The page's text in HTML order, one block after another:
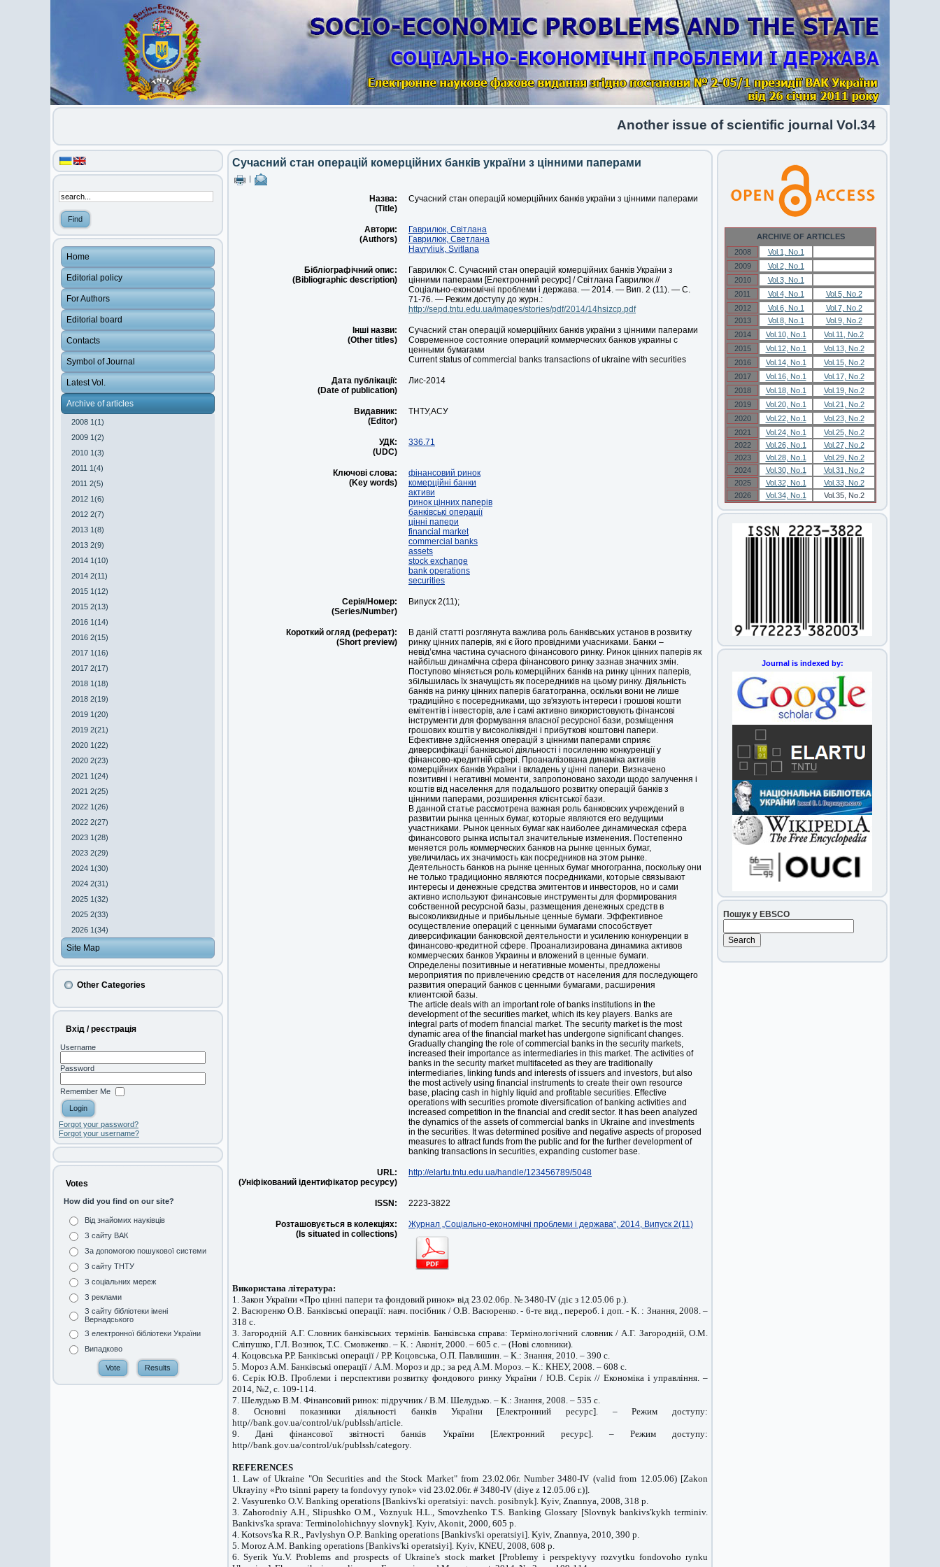
Another issue of scientific journal Vol.34 No.1 2026
Home
Editorial policy
For Authors
Editorial board
Contacts
Symbol of Journal
Latest Vol.
Archive of articles
2008 1(1)
2009 1(2)
2010 1(3)
2011 1(4)
2011 2(5)
2012 1(6)
2012 2(7)
2013 1(8)
2013 2(9)
2014 1(10)
2014 2(11)
2015 1(12)
2015 2(13)
2016 1(14)
2016 2(15)
2017 1(16)
2017 2(17)
2018 1(18)
2018 2(19)
2019 1(20)
2019 2(21)
2020 1(22)
2020 2(23)
2021 1(24)
2021 2(25)
2022 1(26)
2022 2(27)
2023 1(28)
2023 2(29)
2024 1(30)
2024 2(31)
2025 1(32)
2025 2(33)
2026 1(34)
Site Map
Other Categories
Вхід / реєстрація
Username
Password
Remember Me
Forgot your password?
Forgot your username?
Votes
How did you find on our site?
Від знайомих науківців
З сайту ВАК
За допомогою пошукової системи
З сайту ТНТУ
З соціальних мереж
З реклами
З сайту бібліотеки імені
Вернадського
З електронної бібліотеки України
Випадково
Сучасний стан операцій комерційних банків україни з цінними паперами
Назва:
(Title)
Сучасний стан операцій комерційних банків україни з цінними паперами
Автори:
(Authors)
Гаврилюк, Світлана
Гаврилюк, Светлана
Havryliuk, Svitlana
Бібліографічний опис:
(Bibliographic description)
Гаврилюк С. Сучасний стан операцій комерційних банків України з
цінними паперами [Електронний ресурс] / Світлана Гаврилюк //
Соціально-економічні проблеми і держава. — 2014. — Вип. 2 (11). — С.
71-76. — Режим доступу до журн.:
http://sepd.tntu.edu.ua/images/stories/pdf/2014/14hsizcp.pdf
Інші назви:
(Other titles)
Сучасний стан операцій комерційних банків україни з цінними паперами
Современное состояние операций коммерческих банков украины с
ценными бумагами
Current status of commercial banks transactions of ukraine with securities
Дата публікації:
(Date of publication)
Лис-2014
Видавник:
(Editor)
ТНТУ,АСУ
УДК:
(UDC)
336.71
Ключові слова:
(Key words)
фінансовий ринок
комерційні банки
активи
ринок цінних паперів
банківські операції
цінні папери
financial market
commercial banks
assets
stock exchange
bank operations
securities
Серія/Номер:
(Series/Number)
Випуск 2(11);
Короткий огляд (реферат):
(Short preview)
В даній статті розглянута важлива роль банківських установ в розвитку
ринку цінних паперів, які є його провідними учасниками. Банки –
невід’ємна частина сучасного фінансового ринку. Ринок цінних паперів як
найбільш динамічна сфера фінансового ринку зазнав значних змін.
Поступово міняється роль комерційних банків на ринку цінних паперів,
збільшилась їх значущість як посередників на цьому ринку. Діяльність
банків на ринку цінних паперів багатогранна, оскільки вони не лише
традиційно є посередниками, що зв'язують інтереси і грошові кошти
емітентів і інвесторів, але і самі активно використовують фінансові
інструменти для формування власної ресурсної бази, розміщення
грошових коштів у високоліквідні і прибуткові коштовні папери.
Ефективне здійснення операцій з цінними паперами сприяє
диверсифікації банківської діяльності і посиленню конкуренції у
фінансово-кредитній сфері. Проаналізована динаміка активів
комерційних банків України і вкладень у цінні папери. Визначено
позитивні і негативні моменти, запропоновано заходи щодо залучення і
коштів від населення для подальшого розвитку операцій банків з
цінними паперами, розширення клієнтської бази.
В данной статье рассмотрена важная роль банковских учреждений в
развитии рынка ценных бумаг, которые являются его ведущими
участниками. Рынок ценных бумаг как наиболее динамическая сфера
финансового рынка испытал значительные изменения. Постепенно
меняется роль коммерческих банков на рынке ценных бумаг,
увеличилась их значимость как посредников на этом рынке.
Деятельность банков на рынке ценных бумаг многогранна, поскольку они
не только традиционно являются посредниками, которые связывают
интересы и денежные средства эмитентов и инвесторов, но и сами
активно используют финансовые инструменты для формирования
собственной ресурсной базы, размещения денежных средств в
высоколиквидные и прибыльные ценные бумаги. Эффективное
осуществление операций с ценными бумагами способствует
диверсификации банковской деятельности и усилению конкуренции в
финансово-кредитной сфере. Проанализирована динамика активов
коммерческих банков Украины и вложений в ценные бумаги.
Определены позитивные и негативные моменты, предложены
мероприятия по привлечению средств от населения для последующего
развития операций банков с ценными бумагами, расширения
клиентской базы.
The article deals with an important role of banks institutions in the
development of the securities market, which its key players. Banks are
integral parts of modern financial market. The security market is the most
dynamic area of the financial market has undergone significant changes.
Gradually changing the role of commercial banks in the security markets,
increased their importance as intermediaries in this market. The activities of
banks in the security market multifaceted as they are traditionally
intermediaries, linking funds and interests of issuers and investors, but also
the most actively using financial instruments to create their own resource
base, placing cash in highly liquid and profitable securities. Effective
operations with securities promote diversification of banking activities and
increased competition in the financial and credit sector. It has been analyzed
the dynamics of the assets of commercial banks in Ukraine and investments
in the securities. It was determined positive and negative aspects of proposed
measures to attract funds from the public and for the further development of
banking transactions in securities, expanding customer base.
URL:
(Уніфікований ідентифікатор ресурсу)
http://elartu.tntu.edu.ua/handle/123456789/5048
ISSN: 2223-3822
Розташовується в колекціях:
(Is situated in collections)
Журнал „Соціально-економічні проблеми і держава“, 2014, Випуск 2(11)
Використана література:
1. Закон України «Про цінні папери та фондовий ринок» від 23.02.06р. № 3480-IV (діє з 12.05.06 р.).
2. Васюренко О.В. Банківські операції: навч. посібник / О.В. Васюренко. - 6-те вид., перероб. і доп. - К. : Знання, 2008. –
318 с.
3. Загородній А.Г. Словник банківських термінів. Банківська справа: Термінологічний словник / А.Г. Загородній, О.М.
Сліпушко, Г.Л. Вознюк, Т.С. Смовженко. – К. : Аконіт, 2000. – 605 с. – (Нові словники).
4. Коцовська Р.Р. Банківські операції / Р.Р. Коцовська, О.П. Павлишин. – К.: Знання, 2010. – 390 с.
5. Мороз А.М. Банківські операції / А.М. Мороз и др.; за ред А.М. Мороз. – К.: КНЕУ, 2008. – 608 с.
6. Сєрік Ю.В. Проблеми і перспективи розвитку фондового ринку України / Ю.В. Сєрік // Економіка і управління. –
2014, №2, с. 109-114.
7. Шелудько В.М. Фінансовий ринок: підручник / В.М. Шелудько. – К.: Знання, 2008. – 535 с.
8. Основні показники діяльності банків України [Електронний ресурс]. – Режим доступу:
http//bank.gov.ua/control/uk/publssh/article.
9. Дані фінансової звітності банків України [Електронний ресурс]. – Режим доступу:
http//bank.gov.ua/control/uk/publssh/category.
REFERENCES
1. Law of Ukraine "On Securities and the Stock Market" from 23.02.06r. Number 3480-IV (valid from 12.05.06) [Zakon
Ukrayiny «Pro tsinni papery ta fondovyy rynok» vid 23.02.06r. # 3480-IV (diye z 12.05.06 r.)].
2. Vasyurenko O.V. Banking operations [Bankivs'ki operatsiyi: navch. posibnyk]. Kyiv, Znannya, 2008, 318 p.
3. Zahorodniy A.H., Slipushko O.M., Voznyuk H.L., Smovzhenko T.S. Banking Glossary [Slovnyk bankivs'kykh terminiv.
Bankivs'ka sprava: Terminolohichnyy slovnyk]. Kyiv, Akonit, 2000, 605 p.
4. Kotsovs'ka R.R., Pavlyshyn O.P. Banking operations [Bankivs'ki operatsiyi]. Kyiv, Znannya, 2010, 390 p.
5. Moroz A.M. Banking operations [Bankivs'ki operatsiyi]. Kyiv, KNEU, 2008, 608 p.
6. Syerik Yu.V. Problems and prospects of Ukraine's stock market [Problemy i perspektyvy rozvytku fondovoho rynku
ARCHIVE OF ARTICLES
2008
Vol.1, No.1
2009
Vol.2, No.1
2010
Vol.3, No.1
2011
Vol.4, No.1
Vol.5, No.2
2012
Vol.6, No.1
Vol.7, No.2
2013
Vol.8, No.1
Vol.9, No.2
2014
Vol.10, No.1
Vol.11, No.2
2015
Vol.12, No.1
Vol.13, No.2
2016
Vol.14, No.1
Vol.15, No.2
2017
Vol.16, No.1
Vol.17, No.2
2018
Vol.18, No.1
Vol.19, No.2
2019
Vol.20, No.1
Vol.21, No.2
2020
Vol.22, No.1
Vol.23, No.2
2021
Vol.24, No.1
Vol.25, No.2
2022
Vol.26, No.1
Vol.27, No.2
2023
Vol.28, No.1
Vol.29, No.2
2024
Vol.30, No.1
Vol.31, No.2
2025
Vol.32, No.1
Vol.33, No.2
2026
Vol.34, No.1 Vol.35, No.2
Journal is indexed by:
Пошук у EBSCO